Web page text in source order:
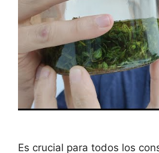
Es crucial para todos los